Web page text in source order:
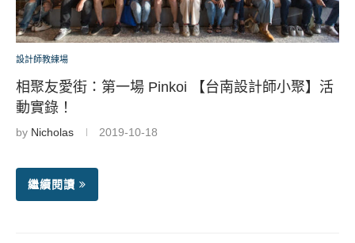
設計師教練場
相聚友愛街：第一場 Pinkoi 【台南設計師小聚】活
動實錄！
by Nicholas 2019-10-18
繼續閱讀